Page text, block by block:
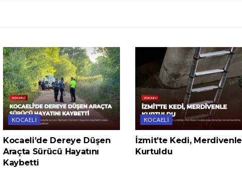
KOCAELI
Kocaeli’de Dereye Düşen
Araçta Sürücü Hayatını
Kaybetti
KOCAELI
İzmit’te Kedi, Merdivenle
Kurtuldu